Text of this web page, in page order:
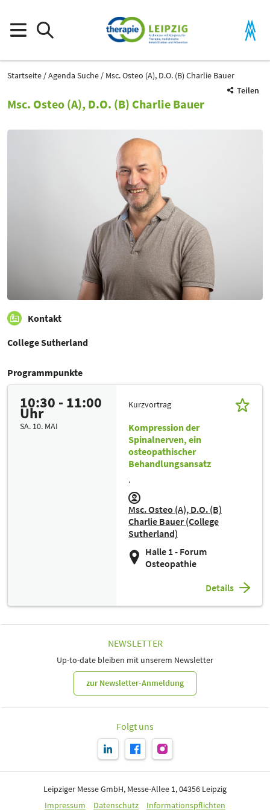
Startseite Agenda Suche
Msc. Osteo (A), D.O. (B) Charlie Bauer
Teilen
Msc. Osteo (A), D.O. (B) Charlie Bauer
Kontakt
College Sutherland
Programmpunkte
10:30 - 11:00
Uhr
SA. 10. MAI
Kurzvortrag
Kompression der
Spinalnerven, ein
osteopathischer
Behandlungsansatz
.
Msc. Osteo (A), D.O. (B)
Charlie Bauer (College
Sutherland)
Halle 1 - Forum
Osteopathie
Details
NEWSLETTER
Up-to-date bleiben mit unserem Newsletter
zur Newsletter-Anmeldung
Folgt uns
Leipziger Messe GmbH, Messe-Allee 1, 04356 Leipzig
Impressum
Datenschutz Informationspflichten